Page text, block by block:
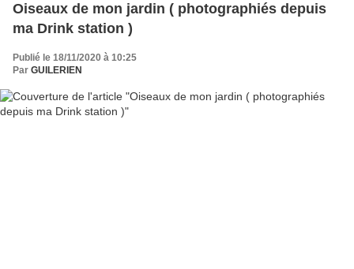
Oiseaux de mon jardin ( photographiés depuis
ma Drink station )
Publié le 18/11/2020 à 10:25
Par GUILERIEN